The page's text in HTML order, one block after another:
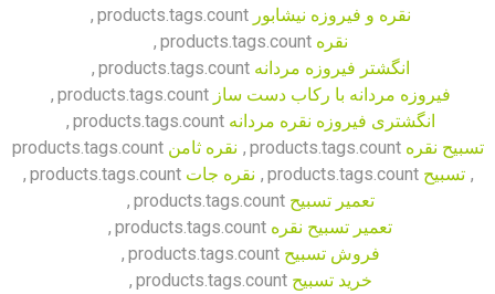
نقره و فیروزه نیشابور products.tags.count
,
نقره products.tags.count
,
انگشتر فیروزه مردانه products.tags.count
,
فیروزه مردانه با رکاب دست ساز products.tags.count
,
انگشتری فیروزه نقره مردانه products.tags.count
,
تسبیح نقره products.tags.count
, نقره ثامن products.tags.count
, تسبیح products.tags.count
, نقره جات products.tags.count
,
تعمیر تسبیح products.tags.count
,
تعمیر تسبیح نقره products.tags.count
,
فروش تسبیح products.tags.count
,
خرید تسبیح products.tags.count
,